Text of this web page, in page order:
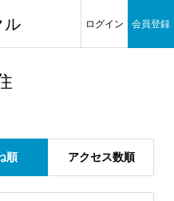
ル ログイン 会員登録
順 アクセス数順